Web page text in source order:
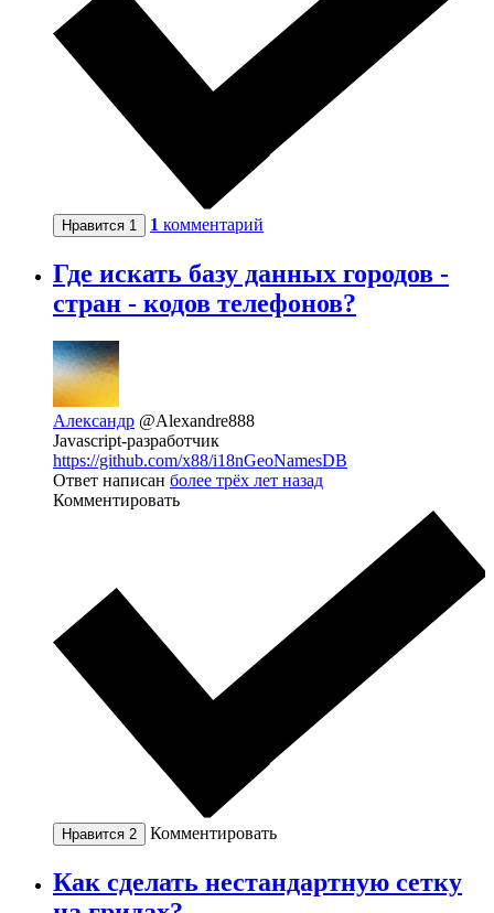
Нравится 1 1 комментарий
Где искать базу данных городов -
стран - кодов телефонов?
Александр @Alexandre888
Javascript-разработчик
https://github.com/x88/i18nGeoNamesDB
Ответ написан более трёх лет назад
Комментировать
Нравится 2 Комментировать
Как сделать нестандартную сетку